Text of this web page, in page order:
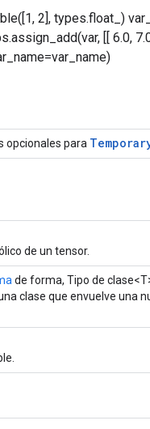
2], types.float_)
[[ 6.0,
opcionales para
de un tensor.
de forma, Tipo de
clase que envuelve una